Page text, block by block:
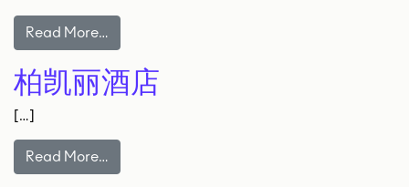
Read More…
柏凯丽酒店
[…]
Read More…